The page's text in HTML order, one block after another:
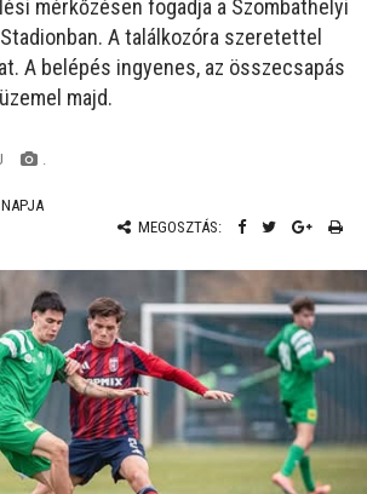
mérkőzésen fogadja a Szombathelyi
A találkozóra szeretettel
A belépés ingyenes, az összecsapás
majd.
.
MEGOSZTÁS: